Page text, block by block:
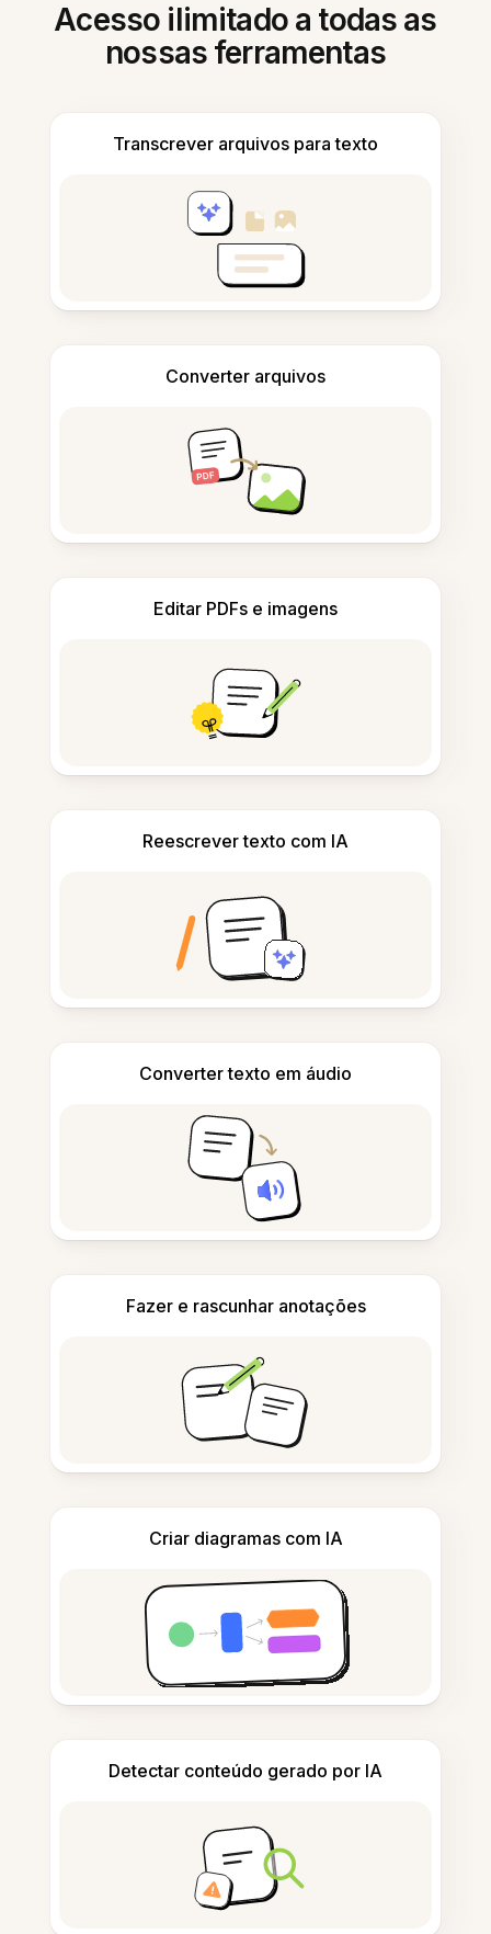
Acesso ilimitado a todas as
nossas ferramentas
Transcrever arquivos para texto
Converter arquivos
Editar PDFs e imagens
Reescrever texto com IA
Converter texto em áudio
Fazer e rascunhar anotações
Criar diagramas com IA
Detectar conteúdo gerado por IA